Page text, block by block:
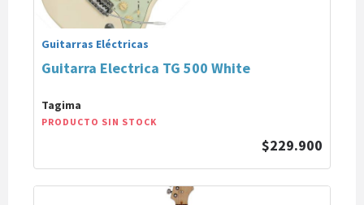
Guitarras Eléctricas
Guitarra Electrica TG 500 White
Tagima
PRODUCTO SIN STOCK
$229.900